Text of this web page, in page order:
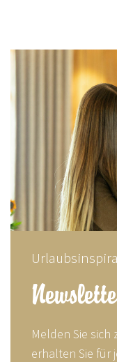
Melden Sie
erhalten Sie für